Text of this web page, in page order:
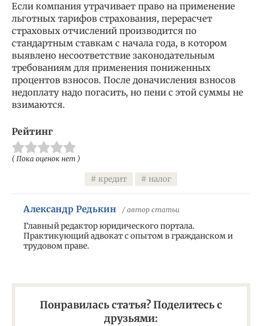
Если компания утрачивает право на применение
льготных тарифов страхования, перерасчет
страховых отчислений производится по
стандартным ставкам с начала года, в котором
выявлено несоответствие законодательным
требованиям для применения пониженных
процентов взносов. После доначисления взносов
недоплату надо погасить, но пени с этой суммы не
взимаются.
Рейтинг
( Пока оценок нет )
кредит налог
Александр Редькин / автор статьи
Главный редактор юридического портала.
Практикующий адвокат с опытом в гражданском и
трудовом праве.
Понравилась статья? Поделитесь с
друзьями: